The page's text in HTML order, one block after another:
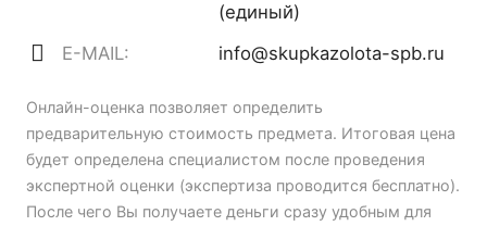
(единый)
E-MAIL:
info@skupkazolota-spb.ru
Онлайн-оценка позволяет определить
предварительную стоимость предмета. Итоговая цена
будет определена специалистом после проведения
экспертной оценки (экспертиза проводится бесплатно).
После чего Вы получаете деньги сразу удобным для